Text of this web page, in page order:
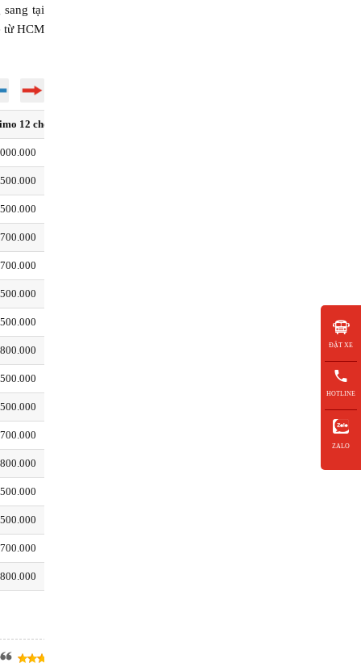
tại
từ HCM
12 chỗ
ĐẶT XE
HOTLINE
ZALO